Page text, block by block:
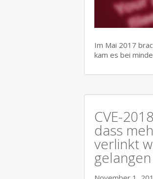
Im Mai 2017
kam es bei
CVE-
dass
verlinkt
gelangen